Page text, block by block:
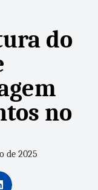
do
no
de 2025